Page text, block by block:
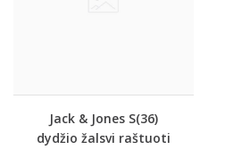
Jack & Jones S(36)
dydžio žalsvi raštuoti